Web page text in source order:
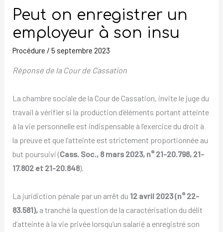
Peut on enregistrer un
employeur à son insu
Procédure / 5 septembre 2023
Réponse de la Cour de Cassation
La chambre sociale de la Cour de Cassation, invite le juge du
travail à vérifier si la production d’éléments portant atteinte
à la vie personnelle est indispensable à l’exercice du droit à
la preuve et que l’atteinte est strictement proportionnée au
but poursuivi (Cass. Soc., 8 mars 2023, n° 21-20.798, 21-
17.802 et 21-20.848).
La juridiction pénale par un arrêt du 12 avril 2023 (n° 22-
83.581), a tranché la question de la caractérisation du délit
d’atteinte à la vie privée lorsqu’un salarié a enregistré son
enregistrer
un
employeur
à
son